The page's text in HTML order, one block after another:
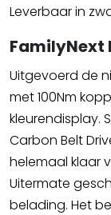
Leverbaar in
FamilyNext
Uitgevoerd de
met 100Nm
kleurendisplay.
Carbon Belt
helemaal klaar
Uitermate
belading. Het